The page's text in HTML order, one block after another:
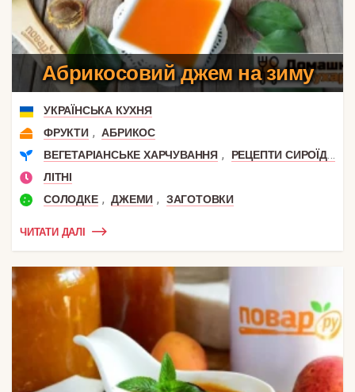
Абрикосовий джем на зиму
УКРАЇНСЬКА КУХНЯ
ФРУКТИ , АБРИКОС
ВЕГЕТАРІАНСЬКЕ ХАРЧУВАННЯ ,
РЕЦЕПТИ СИРОЇДІННЯ
ЛІТНІ
СОЛОДКЕ , ДЖЕМИ , ЗАГОТОВКИ
ЧИТАТИ ДАЛІ